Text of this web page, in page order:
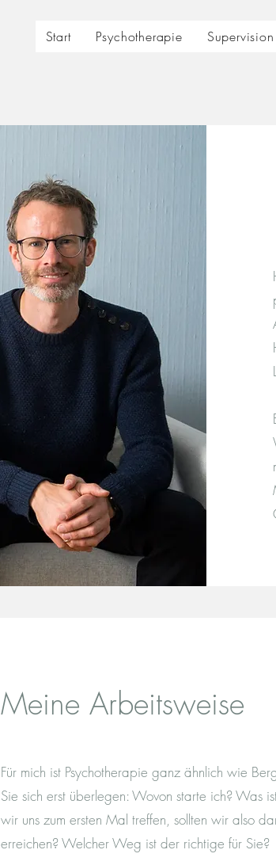
Start Psychotherapie Supervision
Meine Arbeitsweise
Für mich ist Psychotherapie ganz ähnlich wie
Sie sich erst überlegen: Wovon starte ich? Was
wir uns zum ersten Mal treffen, sollten wir also
erreichen? Welcher Weg ist der richtige für Sie?